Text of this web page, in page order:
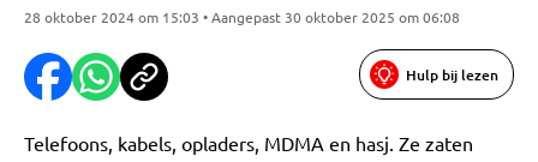
28 oktober 2024 om 15:03 • Aangepast 30 oktober 2025 om 06:08
Hulp bij lezen
Telefoons, kabels, opladers, MDMA en hasj. Ze zaten